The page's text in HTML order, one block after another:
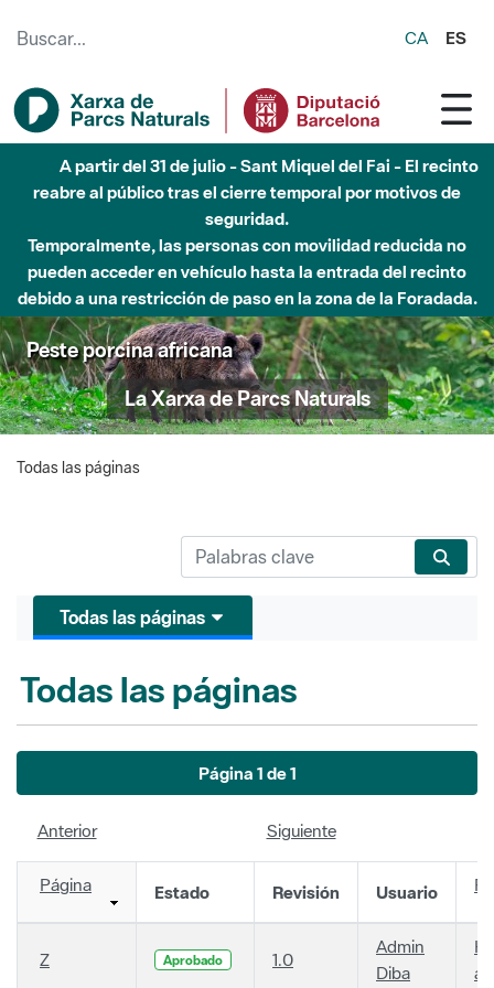
CA ES
A partir del 31 de julio - Sant Miquel del Fai - El recinto
reabre al público tras el cierre temporal por motivos de
seguridad.
Temporalmente, las personas con movilidad reducida no
pueden acceder en vehículo hasta la entrada del recinto
debido a una restricción de paso en la zona de la Foradada.
Peste porcina africana
La Xarxa de Parcs Naturals
Todas las páginas
Todas las páginas
Todas las páginas
Página 1 de 1
Anterior Siguiente
Página Estado Revisión Usuario
Z Aprobado 1.0
Admin
Diba